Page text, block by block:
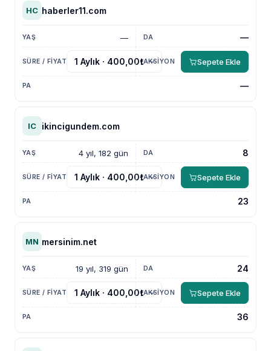
HC haberler11.com
— —
—
Sepete Ekle
IC ikincigundem.com
4 yıl, 182 gün 8
23
Sepete Ekle
MN mersinim.net
19 yıl, 319 gün 24
36
Sepete Ekle